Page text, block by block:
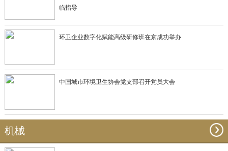
临指导
环卫企业数字化赋能高级研修班在京成功举办
中国城市环境卫生协会党支部召开党员大会
机械